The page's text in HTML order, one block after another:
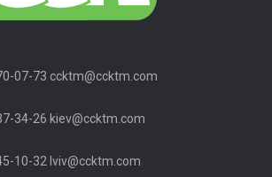
07-73 ccktm@ccktm.com
34-26 kiev@ccktm.com
10-32 lviv@ccktm.com